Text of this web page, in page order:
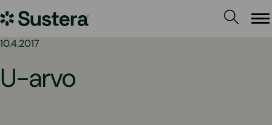
sisältöön
Sustera
10.4.2017
U-arvo